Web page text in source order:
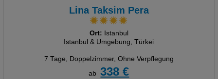
Lina Taksim Pera
Ort: Istanbul
Istanbul & Umgebung, Türkei
7 Tage, Doppelzimmer, Ohne Verpflegung
ab
338 €